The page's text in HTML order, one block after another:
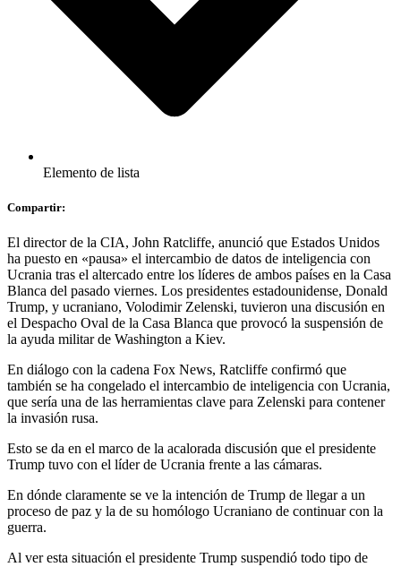
Elemento de lista
Compartir:
El director de la CIA, John Ratcliffe, anunció que Estados Unidos
ha puesto en «pausa» el intercambio de datos de inteligencia con
Ucrania tras el altercado entre los líderes de ambos países en la Casa
Blanca del pasado viernes. Los presidentes estadounidense, Donald
Trump, y ucraniano, Volodimir Zelenski, tuvieron una discusión en
el Despacho Oval de la Casa Blanca que provocó la suspensión de
la ayuda militar de Washington a Kiev.
En diálogo con la cadena Fox News, Ratcliffe confirmó que
también se ha congelado el intercambio de inteligencia con Ucrania,
que sería una de las herramientas clave para Zelenski para contener
la invasión rusa.
Esto se da en el marco de la acalorada discusión que el presidente
Trump tuvo con el líder de Ucrania frente a las cámaras.
En dónde claramente se ve la intención de Trump de llegar a un
proceso de paz y la de su homólogo Ucraniano de continuar con la
guerra.
Al ver esta situación el presidente Trump suspendió todo tipo de